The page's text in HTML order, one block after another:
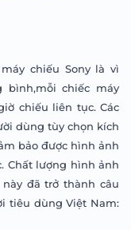
chiếu Sony là vì
bình,mỗi chiếc máy
chiếu liên tục. Các
dùng tùy chọn kích
bảo được hình ảnh
Chất lượng hình ảnh
đã trở thành câu
tiêu dùng Việt Nam: